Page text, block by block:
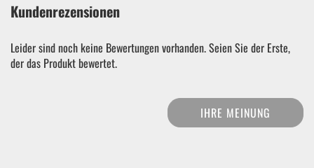
Kundenrezensionen
Leider sind noch keine Bewertungen vorhanden. Seien Sie der Erste,
der das Produkt bewertet.
IHRE MEINUNG